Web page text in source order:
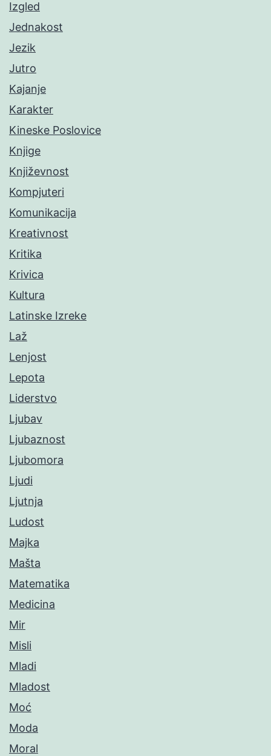
Izgled
Jednakost
Jezik
Jutro
Kajanje
Karakter
Kineske Poslovice
Knjige
Književnost
Kompjuteri
Komunikacija
Kreativnost
Kritika
Krivica
Kultura
Latinske Izreke
Laž
Lenjost
Lepota
Liderstvo
Ljubav
Ljubaznost
Ljubomora
Ljudi
Ljutnja
Ludost
Majka
Mašta
Matematika
Medicina
Mir
Misli
Mladi
Mladost
Moć
Moda
Moral